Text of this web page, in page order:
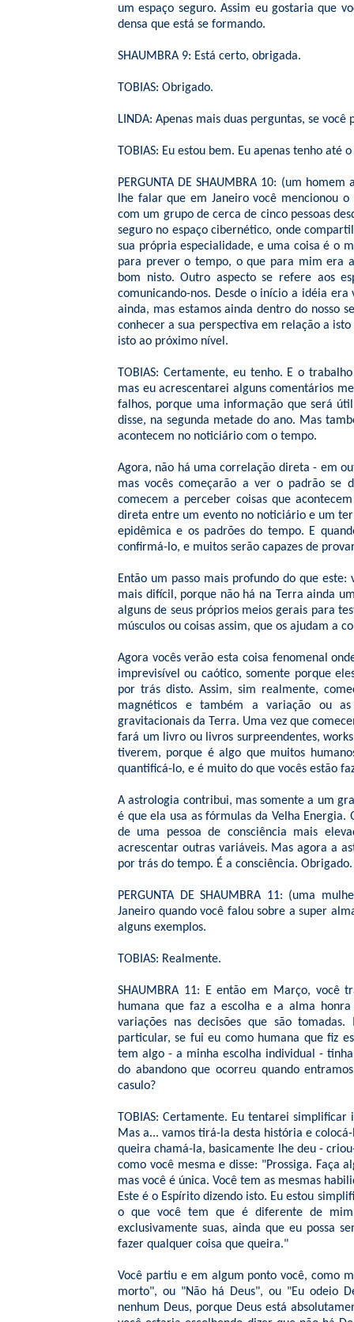
um espaço seguro. Assim eu gostaria que
densa que está se formando.
SHAUMBRA 9: Está certo, obrigada.
TOBIAS: Obrigado.
LINDA: Apenas mais duas perguntas, se
TOBIAS: Eu estou bem. Eu apenas tenho até
PERGUNTA DE SHAUMBRA 10: (um
lhe falar que em Janeiro você mencionou
com um grupo de cerca de cinco pessoas
seguro no espaço cibernético, onde
sua própria especialidade, e uma coisa é o
para prever o tempo, o que para mim era
bom nisto. Outro aspecto se refere aos
comunicando-nos. Desde o início a idéia
ainda, mas estamos ainda dentro do nosso
conhecer a sua perspectiva em relação a
isto ao próximo nível.
TOBIAS: Certamente, eu tenho. E o
mas eu acrescentarei alguns comentários
falhos, porque uma informação que será
disse, na segunda metade do ano. Mas
acontecem no noticiário com o tempo.
Agora, não há uma correlação direta - em
mas vocês começarão a ver o padrão se
comecem a perceber coisas que
direta entre um evento no noticiário e um
epidêmica e os padrões do tempo. E
confirmá-lo, e muitos serão capazes de
Então um passo mais profundo do que
mais difícil, porque não há na Terra ainda
alguns de seus próprios meios gerais para
músculos ou coisas assim, que os ajudam a
Agora vocês verão esta coisa fenomenal
imprevisível ou caótico, somente porque
por trás disto. Assim, sim realmente,
magnéticos e também a variação ou
gravitacionais da Terra. Uma vez que
fará um livro ou livros surpreendentes,
tiverem, porque é algo que muitos
quantificá-lo, e é muito do que vocês estão
A astrologia contribui, mas somente a um
é que ela usa as fórmulas da Velha Energia.
de uma pessoa de consciência mais
acrescentar outras variáveis. Mas agora a
por trás do tempo. É a consciência. Obrigado.
PERGUNTA DE SHAUMBRA 11: (uma
Janeiro quando você falou sobre a super
alguns exemplos.
TOBIAS: Realmente.
SHAUMBRA 11: E então em Março, você
humana que faz a escolha e a alma
variações nas decisões que são
particular, se fui eu como humana que fiz
tem algo - a minha escolha individual -
do abandono que ocorreu quando
casulo?
TOBIAS: Certamente. Eu tentarei
Mas a... vamos tirá-la desta história e
queira chamá-la, basicamente lhe deu -
como você mesma e disse: "Prossiga. Faça
mas você é única. Você tem as mesmas
Este é o Espírito dizendo isto. Eu estou
o que você tem que é diferente de
exclusivamente suas, ainda que eu possa
fazer qualquer coisa que queira."
Você partiu e em algum ponto você, como
morto", ou "Não há Deus", ou "Eu odeio
nenhum Deus, porque Deus está